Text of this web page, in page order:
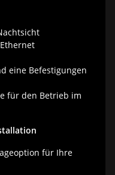
eine Befestigungen
für den Betrieb im
für Ihre